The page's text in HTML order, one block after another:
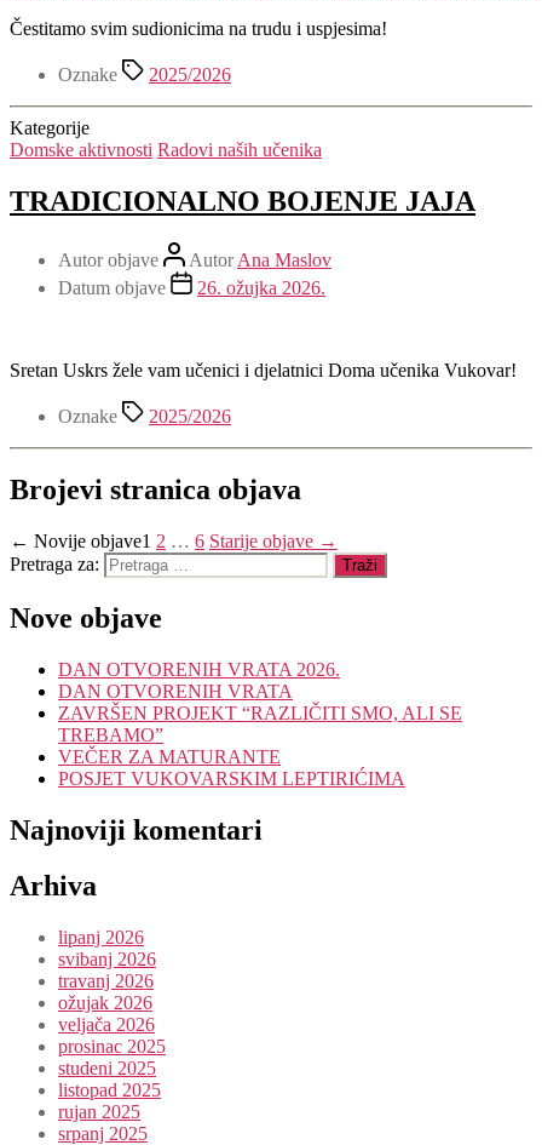
Čestitamo svim sudionicima na trudu i uspjesima!
Oznake 2025/2026
Kategorije
Domske aktivnosti Radovi naših učenika
TRADICIONALNO BOJENJE JAJA
Autor objave AutorAna Maslov
Datum objave
26. ožujka 2026.
Sretan Uskrs žele vam učenici i djelatnici Doma učenika Vukovar!
Oznake 2025/2026
Brojevi stranica objava
← Novije objave1 2 … 6 Starije objave →
Pretraga za:
Nove objave
DAN OTVORENIH VRATA 2026.
DAN OTVORENIH VRATA
ZAVRŠEN PROJEKT “RAZLIČITI SMO, ALI SE
TREBAMO”
VEČER ZA MATURANTE
POSJET VUKOVARSKIM LEPTIRIĆIMA
Najnoviji komentari
Arhiva
lipanj 2026
svibanj 2026
travanj 2026
ožujak 2026
veljača 2026
prosinac 2025
studeni 2025
listopad 2025
rujan 2025
srpanj 2025